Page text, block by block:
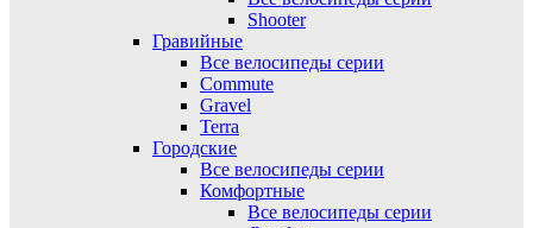
Shooter
Гравийные
Все велосипеды серии
Commute
Gravel
Terra
Городские
Все велосипеды серии
Комфортные
Все велосипеды серии